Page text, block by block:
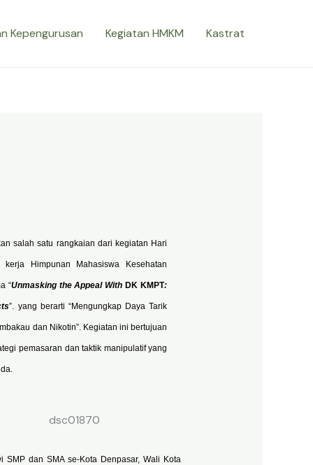
Kepengurusan Kegiatan HMKM Kastrat
salah satu rangkaian dari kegiatan Hari
Himpunan Mahasiswa Kesehatan
“Unmasking the Appeal With DK KMPT:
”. yang berarti “Mengungkap Daya Tarik
dan Nikotin”. Kegiatan ini bertujuan
pemasaran dan taktik manipulatif yang
dan SMA se-Kota Denpasar, Wali Kota